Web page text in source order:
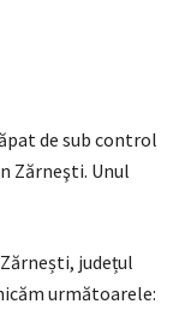
de sub control
Zărneşti. Unul
județul
următoarele: